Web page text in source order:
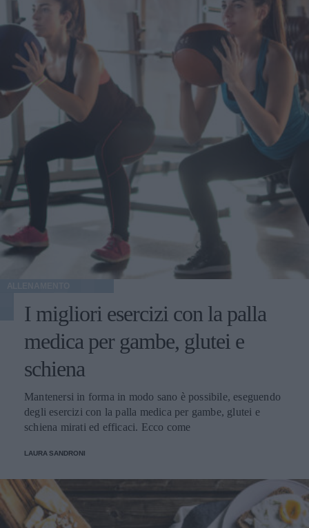
I migliori esercizi con la palla
medica per gambe, glutei e
schiena
Mantenersi in forma in modo sano è possibile, eseguendo
degli esercizi con la palla medica per gambe, glutei e
schiena mirati ed efficaci. Ecco come
LAURA SANDRONI